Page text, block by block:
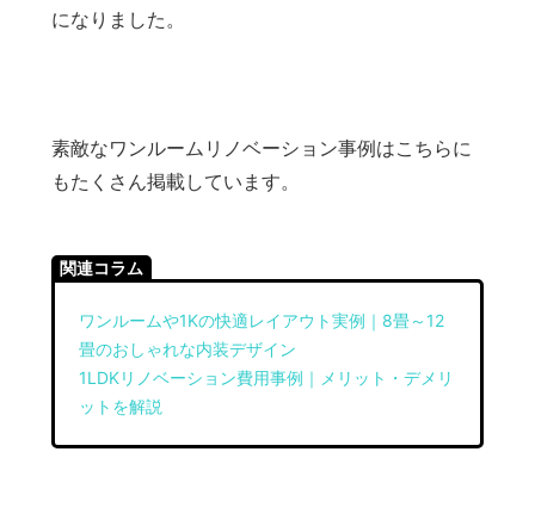
になりました。
素敵なワンルームリノベーション事例はこちらに
もたくさん掲載しています。
関連コラム
ワンルームや1Kの快適レイアウト実例｜8畳～12
畳のおしゃれな内装デザイン
1LDKリノベーション費用事例｜メリット・デメリ
ットを解説